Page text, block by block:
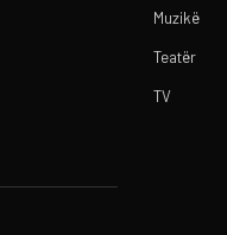
Muzikë
Teatër
TV